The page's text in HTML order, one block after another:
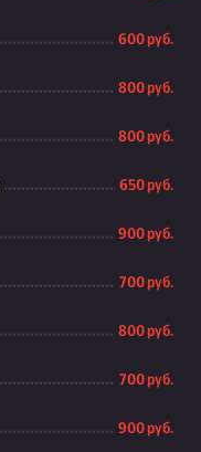
600 руб.
800 руб.
800 руб.
650 руб.
900 руб.
700 руб.
800 руб.
700 руб.
900 руб.